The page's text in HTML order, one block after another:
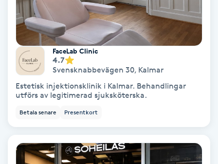
Hyperhidros
Hypnos
Hårborttagning
Hårbottenbehandling
Hårförlängning
Hårvård
FaceLab Clinic
4.7
Svensknabbevägen 30, Kalmar
Estetisk injektionsklinik i Kalmar. Behandlingar
utförs av legitimerad sjuksköterska.
Betala senare Presentkort